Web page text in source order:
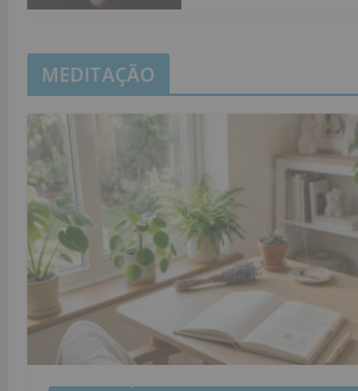
MEDITAÇÃO